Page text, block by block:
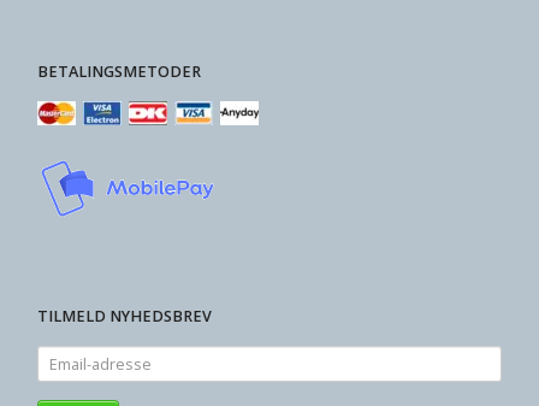
BETALINGSMETODER
TILMELD NYHEDSBREV
Email-
adresse